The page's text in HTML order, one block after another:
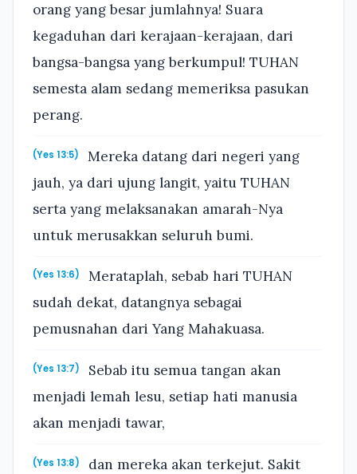
orang yang besar jumlahnya! Suara
kegaduhan dari kerajaan-kerajaan, dari
bangsa-bangsa yang berkumpul! TUHAN
semesta alam sedang memeriksa pasukan
perang.
(Yes 13:5)
Mereka datang dari negeri yang
jauh, ya dari ujung langit, yaitu TUHAN
serta yang melaksanakan amarah-Nya
untuk merusakkan seluruh bumi.
(Yes 13:6)
Merataplah, sebab hari TUHAN
sudah dekat, datangnya sebagai
pemusnahan dari Yang Mahakuasa.
(Yes 13:7)
Sebab itu semua tangan akan
menjadi lemah lesu, setiap hati manusia
akan menjadi tawar,
(Yes 13:8)
dan mereka akan terkejut. Sakit